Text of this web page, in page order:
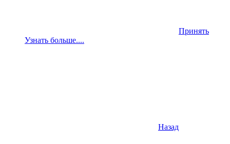
Принять
Узнать больше....
Назад